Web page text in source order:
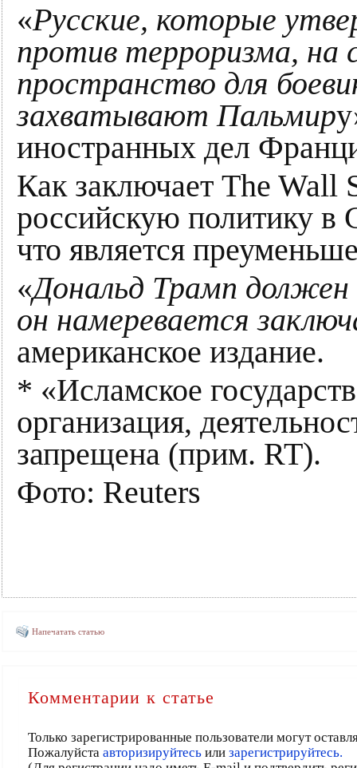
«Русские, которые
против терроризма, на
пространство для
захватывают Пальмир
иностранных дел
Как заключает The Wall
российскую политику в
что является
«Дональд Трамп
он намеревается
американское издание.
* «Исламское
организация,
запрещена (прим. RT).
Фото: Reuters
Напечатать статью
Комментарии к статье
Только зарегистрированные пользователи могут
Пожалуйста авторизируйтесьили зарегистрируйтесь.